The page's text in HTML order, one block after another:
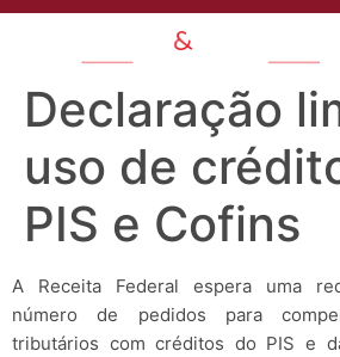
Declaração
uso de
PIS e Cofins
A Receita Federal espera uma
número de pedidos para
tributários com créditos do PIS e